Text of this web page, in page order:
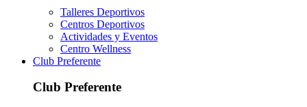
Talleres Deportivos
Centros Deportivos
Actividades y Eventos
Centro Wellness
Club Preferente
Club Preferente